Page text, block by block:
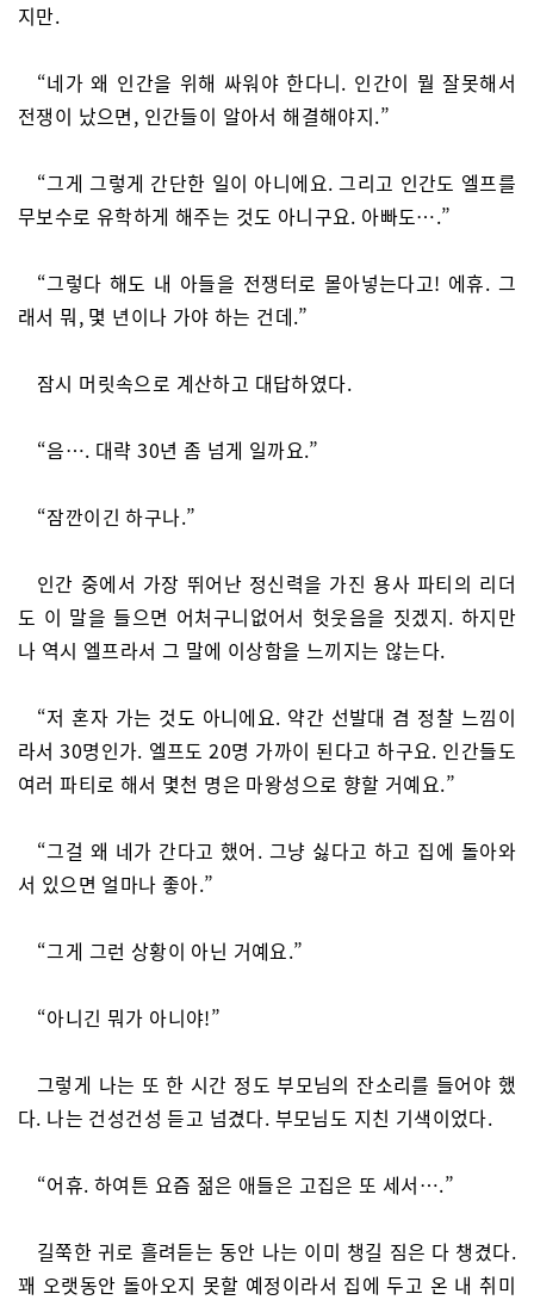
지만.
“네가 왜 인간을 위해 싸워야 한다니. 인간이 뭘 잘못해서
전쟁이 났으면, 인간들이 알아서 해결해야지.”
“그게 그렇게 간단한 일이 아니에요. 그리고 인간도 엘프를
무보수로 유학하게 해주는 것도 아니구요. 아빠도….”
“그렇다 해도 내 아들을 전쟁터로 몰아넣는다고! 에휴. 그
래서 뭐, 몇 년이나 가야 하는 건데.”
잠시 머릿속으로 계산하고 대답하였다.
“음…. 대략 30년 좀 넘게 일까요.”
“잠깐이긴 하구나.”
인간 중에서 가장 뛰어난 정신력을 가진 용사 파티의 리더
도 이 말을 들으면 어처구니없어서 헛웃음을 짓겠지. 하지만
나 역시 엘프라서 그 말에 이상함을 느끼지는 않는다.
“저 혼자 가는 것도 아니에요. 약간 선발대 겸 정찰 느낌이
라서 30명인가. 엘프도 20명 가까이 된다고 하구요. 인간들도
여러 파티로 해서 몇천 명은 마왕성으로 향할 거예요.”
“그걸 왜 네가 간다고 했어. 그냥 싫다고 하고 집에 돌아와
서 있으면 얼마나 좋아.”
“그게 그런 상황이 아닌 거예요.”
“아니긴 뭐가 아니야!”
그렇게 나는 또 한 시간 정도 부모님의 잔소리를 들어야 했
다. 나는 건성건성 듣고 넘겼다. 부모님도 지친 기색이었다.
“어휴. 하여튼 요즘 젊은 애들은 고집은 또 세서….”
길쭉한 귀로 흘려듣는 동안 나는 이미 챙길 짐은 다 챙겼다.
꽤 오랫동안 돌아오지 못할 예정이라서 집에 두고 온 내 취미